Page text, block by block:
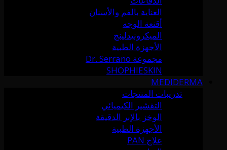
العناية بالفم والأسنان
أقنعة الوجه
الميكرونيدلينج
الأجهزة الطبية
مجموعة Dr. Serrano
SHOPHIESKIN
MEDIDERMA
تدريبات المنتجات
التقشير الكيميائي
الوخز بالإبر الدقيقة
الأجهزة الطبية
علاج PAN